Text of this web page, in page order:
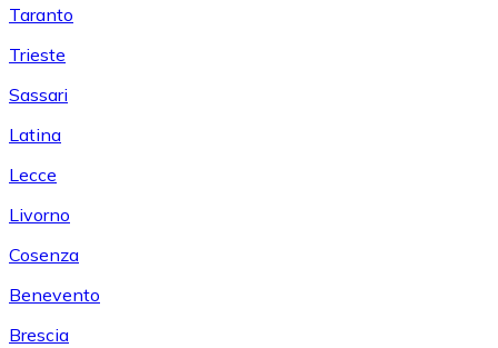
Taranto
Trieste
Sassari
Latina
Lecce
Livorno
Cosenza
Benevento
Brescia